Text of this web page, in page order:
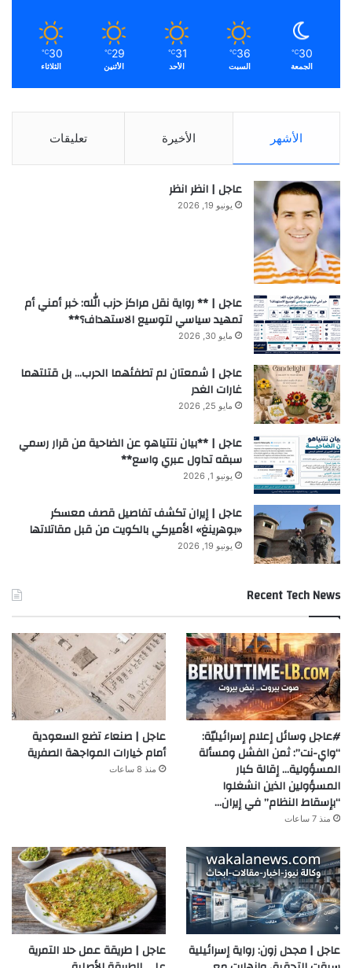
30
℃
الجمعة
36
℃
السبت
31
℃
الأحد
29
℃
الأثنين
30
℃
الثلاثاء
الأشهر الأخيرة تعليقات
عاجل | انظر انظر
يونيو 19, 2026
عاجل | ** رواية نقل مراكز حزب الله: خبر أمني أم
تمهيد سياسي لتوسيع الاستهداف؟**
مايو 30, 2026
عاجل | شمعتان لم تطفئهما الحرب… بل قتلتهما
غارات الغدر
مايو 25, 2026
عاجل | **بيان نتتياهو عن الضاحية من قرار رسمي
سبقه تداول عبري واسع**
يونيو 1, 2026
عاجل | إيران تكشف تفاصيل قصف معسكر
«بوهرينغ» الأميركي بالكويت من قبل مقاتلاتها
يونيو 19, 2026
Recent Tech News
#عاجل وسائل إعلام إسرائيليّة:
“واي-نت”: ثمن الفشل ومسألة
المسؤولية… إقالة كبار
المسؤولين الذين انشغلوا
“بإسقاط النظام” في إيران…
منذ 7 ساعات
عاجل | صنعاء تضع السعودية
أمام خيارات المواجهة الصفرية
منذ 8 ساعات
عاجل | مجدل زون: رواية إسرائيلية
عاجل | طريقة عمل حلا التمرية